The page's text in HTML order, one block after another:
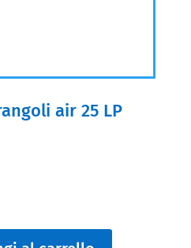
air 25 LP